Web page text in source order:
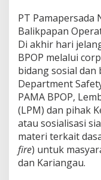
PT Pamapersada
Balikpapan
Di akhir hari
BPOP melalui
bidang sosial dan
Department
PAMA BPOP,
(LPM) dan pihak
atau sosialisasi
materi terkait
fire) untuk
dan Kariangau.